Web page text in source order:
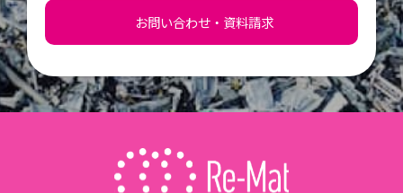
お問い合わせ・資料請求